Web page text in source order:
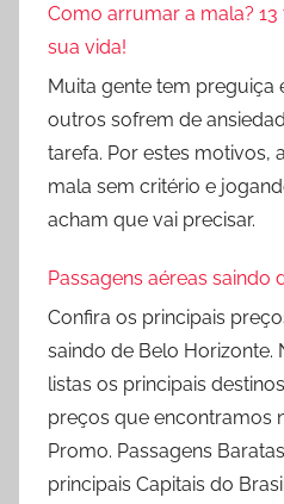
Como arrumar a mala?
sua vida!
Muita gente tem preguiça
outros sofrem de
tarefa. Por estes motivos,
mala sem critério e
acham que vai precisar.
Passagens aéreas saindo
Confira os principais
saindo de Belo Horizonte.
listas os principais
preços que encontramos
Promo. Passagens
principais Capitais do